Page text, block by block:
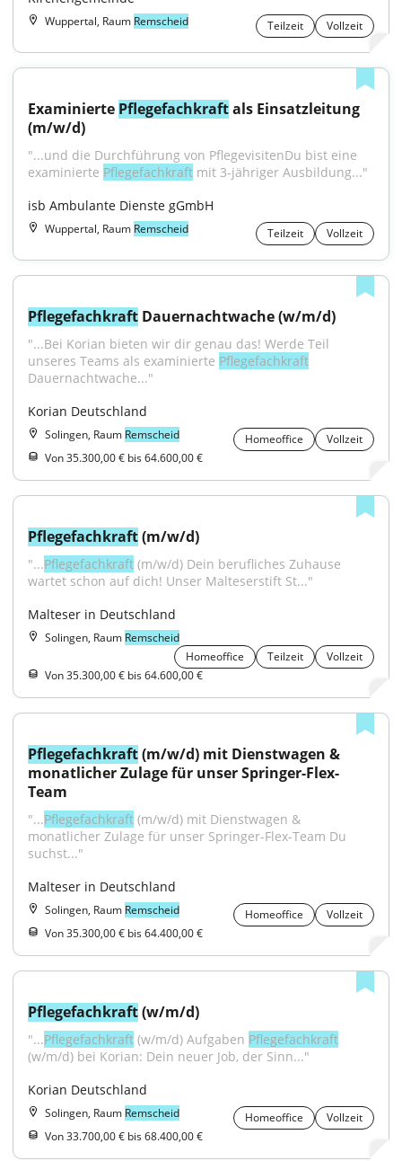
Wuppertal, Raum Remscheid Teilzeit Vollzeit
Examinierte Pflegefachkraft als Einsatzleitung
(m/w/d)
"...und die Durchführung von PflegevisitenDu bist eine
examinierte Pflegefachkraft mit 3-jähriger Ausbildung..."
isb Ambulante Dienste gGmbH
Wuppertal, Raum Remscheid Teilzeit Vollzeit
Pflegefachkraft Dauernachtwache (w/m/d)
"...Bei Korian bieten wir dir genau das! Werde Teil
unseres Teams als examinierte Pflegefachkraft
Dauernachtwache..."
Korian Deutschland
Solingen, Raum Remscheid Homeoffice
Vollzeit
Von 35.300,00 € bis 64.600,00 €
Pflegefachkraft (m/w/d)
"...Pflegefachkraft (m/w/d) Dein berufliches Zuhause
wartet schon auf dich! Unser Malteserstift St..."
Malteser in Deutschland
Solingen, Raum Remscheid
Homeoffice
Teilzeit
Vollzeit
Von 35.300,00 € bis 64.600,00 €
Pflegefachkraft (m/w/d) mit Dienstwagen &
monatlicher Zulage für unser Springer-Flex-
Team
"...Pflegefachkraft (m/w/d) mit Dienstwagen &
monatlicher Zulage für unser Springer-Flex-Team Du
suchst..."
Malteser in Deutschland
Solingen, Raum Remscheid Homeoffice
Vollzeit
Von 35.300,00 € bis 64.400,00 €
Pflegefachkraft (w/m/d)
"...Pflegefachkraft (w/m/d) Aufgaben Pflegefachkraft
(w/m/d) bei Korian: Dein neuer Job, der Sinn..."
Korian Deutschland
Solingen, Raum Remscheid Homeoffice
Vollzeit
Von 33.700,00 € bis 68.400,00 €